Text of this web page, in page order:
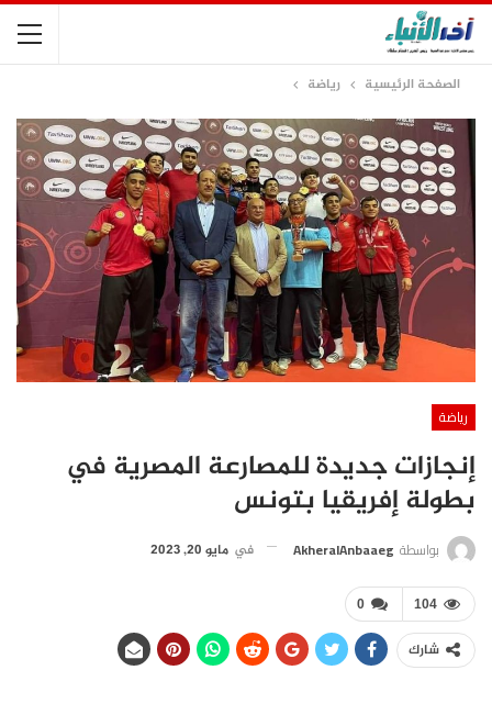
الصفحة الرئيسية رياضة
رياضة
إنجازات جديدة للمصارعة المصرية في
بطولة إفريقيا بتونس
بواسطة AkheralAnbaaeg في مايو 20, 2023
0 104
شارك